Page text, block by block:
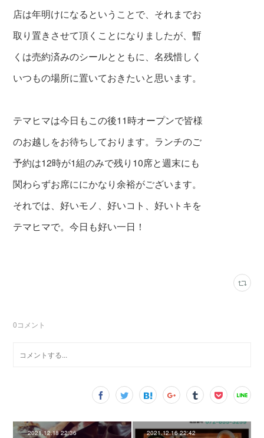
店は年明けになるということで、それまでお
取り置きさせて頂くことになりましたが、暫
くは売約済みのシールとともに、名残惜しく
いつもの場所に置いておきたいと思います。
テマヒマは今日もこの後11時オープンで皆様
のお越しをお待ちしております。ランチのご
予約は12時が1組のみで残り10席と週末にも
関わらずお席ににかなり余裕がございます。
それでは、好いモノ、好いコト、好いトキを
テマヒマで。今日も好い一日！
0コメント
2021.12.18 22:36 2021.12.16 22:42